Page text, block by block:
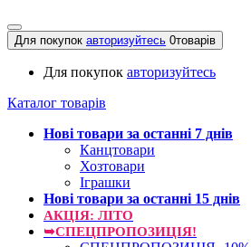
Для покупок авторизуйтесь 0товарів
Для покупок авторизуйтесь
Каталог товарів
Нові товари за останнi 7 днiв
Канцтовари
Хозтовари
Іграшки
Нові товари за останнi 15 днiв
АКЦІЯ: ЛІТО
➥СПЕЦПРОПОЗИЦІЯ!